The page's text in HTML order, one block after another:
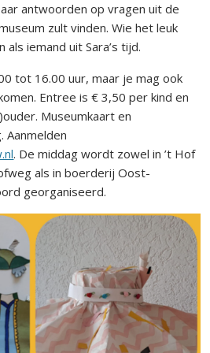
antwoorden op vragen uit de
zult vinden. Wie het leuk
iemand uit Sara’s tijd.
tot 16.00 uur, maar je mag ook
Entree is € 3,50 per kind en
Museumkaart en
Aanmelden
. De middag wordt zowel in ’t Hof
als in boerderij Oost-
georganiseerd.